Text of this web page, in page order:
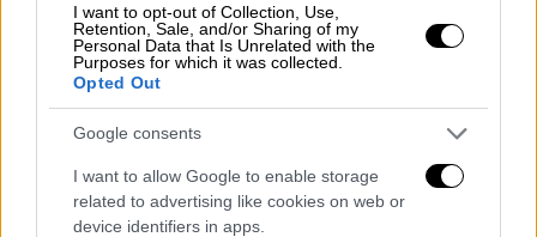
I want to opt-out of Collection, Use,
Retention, Sale, and/or Sharing of my
Personal Data that Is Unrelated with the
Purposes for which it was collected.
Opted Out
Google consents
I want to allow Google to enable storage
related to advertising like cookies on web or
device identifiers in apps.
πένθους υπήρξε ιδιαίτερα απαιτητική, ενώ η
ίδια επικεντρώνεται πλέον στον ρόλο της
ως μητέρα.
John Cleese was a comedy icon –
he’s ruining his legacy
https://t.co/3kuWN9ANxV